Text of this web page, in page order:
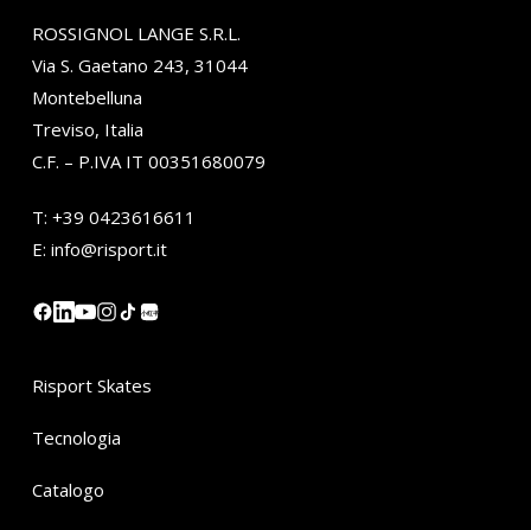
ROSSIGNOL LANGE S.R.L.
Via S. Gaetano 243, 31044
Montebelluna
Treviso, Italia
C.F. – P.IVA IT 00351680079
T: +39 0423616611
E: info@risport.it
小红书
Risport Skates
Tecnologia
Catalogo